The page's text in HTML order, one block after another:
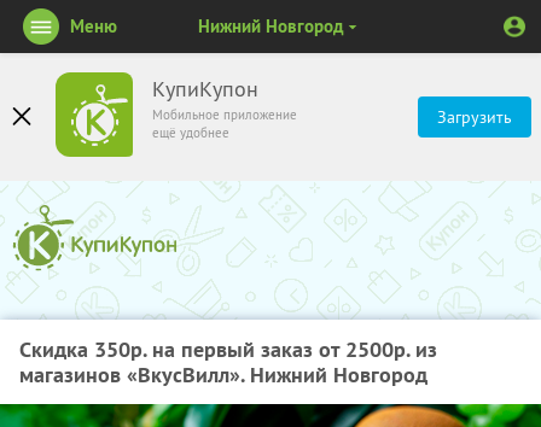
КупиКупон
Мобильное приложение
ещё удобнее
Загрузить
Меню Нижний Новгород
Скидка 350р. на первый заказ от 2500р. из
магазинов «ВкусВилл». Нижний Новгород